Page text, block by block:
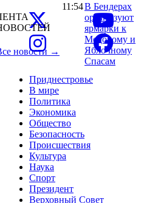
Приднестровье
В мире
Политика
Экономика
Общество
Безопасность
Происшествия
Культура
Наука
Спорт
Президент
Верховный Совет
новости →
11:54В Бендерах
организуют
ярмарки к
Медовому и
Яблочному
Спасам